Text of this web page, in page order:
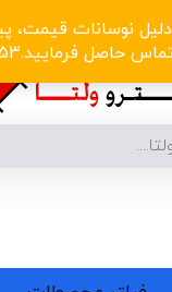
دلیل نوسانات
فرمایید.02122529453
با تخفیف‌های شگفت‌انگیز!